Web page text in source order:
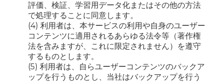
評価、検証、学習用データ化またはその他の方法
で処理することに同意します。
(4) 利用者は、本サービスの利用や自身のユーザー
コンテンツに適用されるあらゆる法令等（著作権
法を含みますが、これに限定されません）を遵守
するものとします。
(5) 利用者は、自らユーザーコンテンツのバックア
ップを行うものとし、当社はバックアップを行う